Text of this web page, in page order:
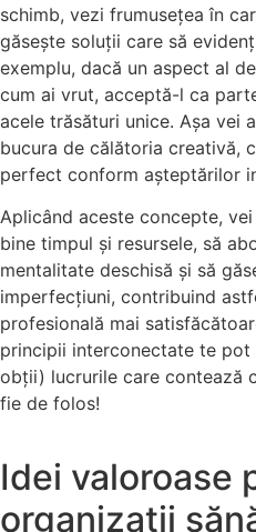
schimb, vezi frumusețea în
găsește soluții care să
exemplu, dacă un aspect al
cum ai vrut, acceptă-l ca
acele trăsături unice. Așa vei
bucura de călătoria creativă,
perfect conform așteptărilor
Aplicând aceste concepte,
bine timpul și resursele, să
mentalitate deschisă și să
imperfecțiuni, contribuind
profesională mai
principii interconectate te pot
obții) lucrurile care contează
fie de folos!
Idei valoroase
organizații